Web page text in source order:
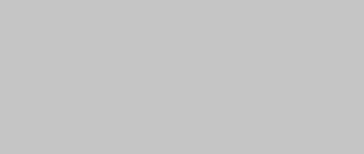
fabricación, optimizar la